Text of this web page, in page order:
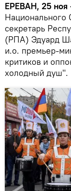
ЕРЕВАН, 25 ноя
Национального
секретарь
(РПА) Эдуард
и.о. премьер-
критиков и
холодный душ".